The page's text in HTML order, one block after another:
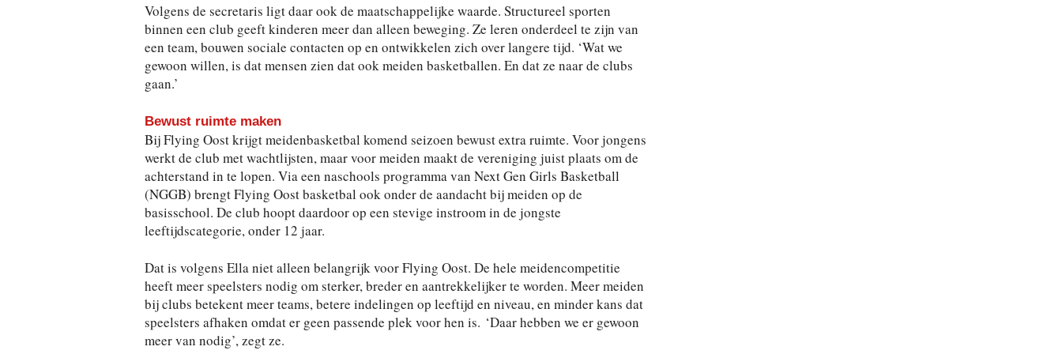
Volgens de secretaris ligt daar ook de maatschappelijke waarde. Structureel sporten
binnen een club geeft kinderen meer dan alleen beweging. Ze leren onderdeel te zijn van
een team, bouwen sociale contacten op en ontwikkelen zich over langere tijd. ‘Wat we
gewoon willen, is dat mensen zien dat ook meiden basketballen. En dat ze naar de clubs
gaan.’
Bewust ruimte maken
Bij Flying Oost krijgt meidenbasketbal komend seizoen bewust extra ruimte. Voor jongens
werkt de club met wachtlijsten, maar voor meiden maakt de vereniging juist plaats om de
achterstand in te lopen. Via een naschools programma van Next Gen Girls Basketball
(NGGB) brengt Flying Oost basketbal ook onder de aandacht bij meiden op de
basisschool. De club hoopt daardoor op een stevige instroom in de jongste
leeftijdscategorie, onder 12 jaar.
Dat is volgens Ella niet alleen belangrijk voor Flying Oost. De hele meidencompetitie
heeft meer speelsters nodig om sterker, breder en aantrekkelijker te worden. Meer meiden
bij clubs betekent meer teams, betere indelingen op leeftijd en niveau, en minder kans dat
speelsters afhaken omdat er geen passende plek voor hen is. ‘Daar hebben we er gewoon
meer van nodig’, zegt ze.